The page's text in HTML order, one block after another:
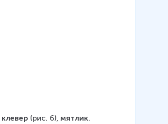
клевер (рис. 6), мятлик.